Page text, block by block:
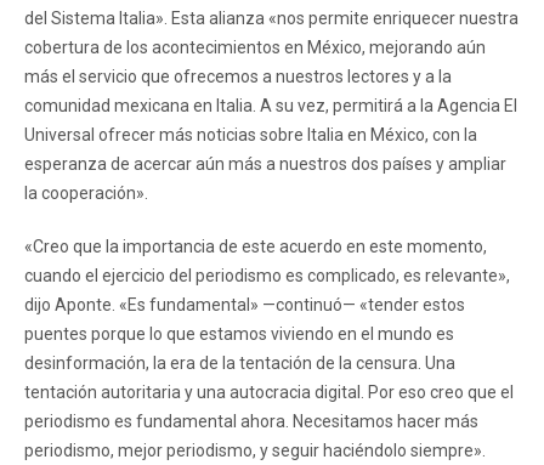
del Sistema Italia». Esta alianza «nos permite enriquecer nuestra
cobertura de los acontecimientos en México, mejorando aún
más el servicio que ofrecemos a nuestros lectores y a la
comunidad mexicana en Italia. A su vez, permitirá a la Agencia El
Universal ofrecer más noticias sobre Italia en México, con la
esperanza de acercar aún más a nuestros dos países y ampliar
la cooperación».
«Creo que la importancia de este acuerdo en este momento,
cuando el ejercicio del periodismo es complicado, es relevante»,
dijo Aponte. «Es fundamental» —continuó— «tender estos
puentes porque lo que estamos viviendo en el mundo es
desinformación, la era de la tentación de la censura. Una
tentación autoritaria y una autocracia digital. Por eso creo que el
periodismo es fundamental ahora. Necesitamos hacer más
periodismo, mejor periodismo, y seguir haciéndolo siempre».